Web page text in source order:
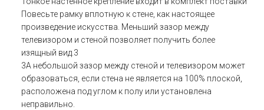
Повесьте рамку вплотную к стене, как настоящее
произведение искусства. Меньший зазор между
телевизором и стеной позволяет получить более
изящный вид.3
3A небольшой зазор между стеной и телевизором может
образоваться, если стена не является на 100% плоской,
расположена под углом к полу или установлена
неправильно.